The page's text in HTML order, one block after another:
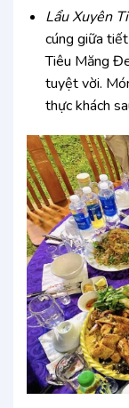
Lẩu Xuyên
cúng giữa
Tiêu Măng
tuyệt vời.
thực khách